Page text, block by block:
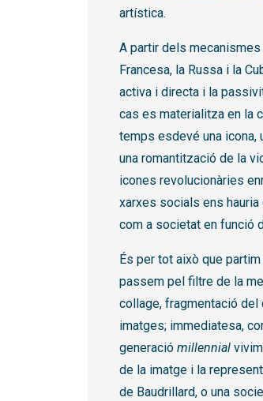
artística.
A partir dels
Francesa, la Russa i la
activa i directa i la
cas es materialitza en la
temps esdevé una icona,
una romantització de la
icones revolucionàries
xarxes socials ens
com a societat en funció
És per tot això que
passem pel filtre de la
collage, fragmentació
imatges; immediatesa,
generació millennial
de la imatge i la
de Baudrillard, o una